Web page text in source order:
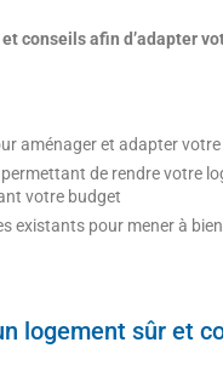
conseils afin d’adapter
aménager et adapter
de rendre votre
votre budget
existants pour mener à
logement sûr et